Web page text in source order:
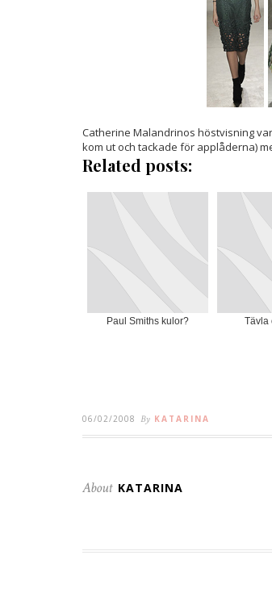
Catherine Malandrinos höstvisning
kom ut och tackade för applåderna)
Related posts:
Paul Smiths kulor? Tävla
06/02/2008 By KATARINA
About KATARINA